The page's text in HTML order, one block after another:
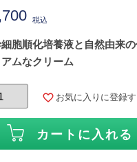
税込
胞順化培養液と自然由来
ムなクリーム
お気に入りに登録
カートに入れる